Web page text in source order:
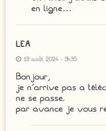
en ligne…
LEA
19 août 2024 - 9h35
Bonjour,
je n’arrive pas a
ne se passe.
par avance je vous